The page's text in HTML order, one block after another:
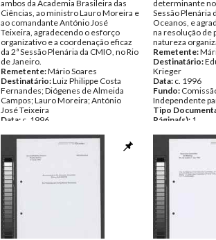
ambos da Academia Brasileira das
Ciências, ao ministro Lauro Moreira e
ao comandante António José
Teixeira, agradecendo o esforço
organizativo e a coordenação eficaz
da 2ª Sessão Plenária da CMIO, no Rio
de Janeiro.
Remetente:Mário Soares
Destinatário:Luiz Philippe Costa
Fernandes; Diógenes de Almeida
Campos; Lauro Moreira; António
José Teixeira
Data: c. 1996
Independente para os Oceanos
Correspondencia
Página(s):4
determinante no
Sessão Plenária
Oceanos, e
na resolução de
natureza
Remetente:
Destinatário:
Krieger
Data: c. 1996
Fundo:
Independente
Tipo
Página(s): 1